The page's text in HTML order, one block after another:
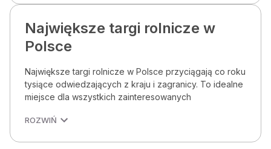
Największe targi rolnicze w
Polsce
Największe targi rolnicze w Polsce przyciągają co roku
tysiące odwiedzających z kraju i zagranicy. To idealne
miejsce dla wszystkich zainteresowanych
ROZWIŃ